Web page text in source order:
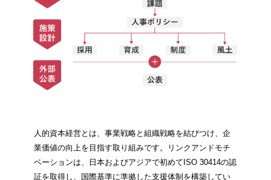
人的資本経営とは、事業戦略と組織戦略を結びつけ、企
業価値の向上を目指す取り組みです。リンクアンドモチ
ベーションは、日本およびアジアで初めてISO 30414の認
証を取得し、国際基準に準拠した支援体制を構築してい